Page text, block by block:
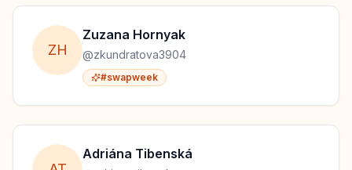
ZH
Zuzana Hornyak
@zkundratova3904
#swapweek
Adriána Tibenská